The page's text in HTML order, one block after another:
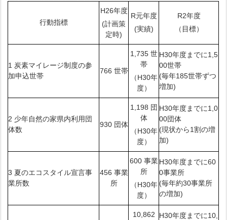
行動指標
H26年度
(計画策
定時)
R元年度
(実績)
R2年度
（目標）
1 炭素マイレージ制度の参
加申込世帯
766 世帯
1,735 世
帯
（H30年
度）
H30年度までに1,5
00世帯
(毎年185世帯ずつ
増加)
2 少年自然の家県内利用団
体数
930 団体
1,198 団
体
（H30年
度）
H30年度までに1,0
00団体
(現状から1割の増
加)
3 夏のエコスタイル宣言事
業所数
456 事業
所
600 事業
所
（H30年
度）
H30年度までに60
0事業所
(毎年約30事業所
の増加)
10,862
H30年度までに10,